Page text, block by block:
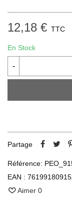
12,18 € TTC
En Stock
-
Partage
Référence:
EAN :
Aimer 0